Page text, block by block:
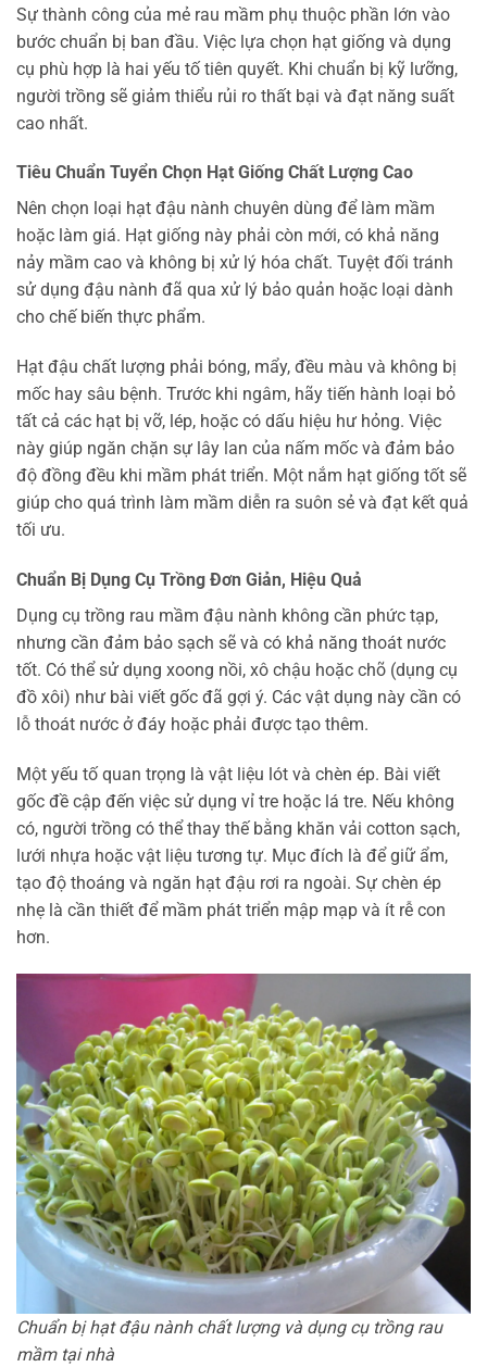
Sự thành công của mẻ rau mầm phụ thuộc phần lớn vào
bước chuẩn bị ban đầu. Việc lựa chọn hạt giống và dụng
cụ phù hợp là hai yếu tố tiên quyết. Khi chuẩn bị kỹ lưỡng,
người trồng sẽ giảm thiểu rủi ro thất bại và đạt năng suất
cao nhất.
Tiêu Chuẩn Tuyển Chọn Hạt Giống Chất Lượng Cao
Nên chọn loại hạt đậu nành chuyên dùng để làm mầm
hoặc làm giá. Hạt giống này phải còn mới, có khả năng
nảy mầm cao và không bị xử lý hóa chất. Tuyệt đối tránh
sử dụng đậu nành đã qua xử lý bảo quản hoặc loại dành
cho chế biến thực phẩm.
Hạt đậu chất lượng phải bóng, mẩy, đều màu và không bị
mốc hay sâu bệnh. Trước khi ngâm, hãy tiến hành loại bỏ
tất cả các hạt bị vỡ, lép, hoặc có dấu hiệu hư hỏng. Việc
này giúp ngăn chặn sự lây lan của nấm mốc và đảm bảo
độ đồng đều khi mầm phát triển. Một nắm hạt giống tốt sẽ
giúp cho quá trình làm mầm diễn ra suôn sẻ và đạt kết quả
tối ưu.
Chuẩn Bị Dụng Cụ Trồng Đơn Giản, Hiệu Quả
Dụng cụ trồng rau mầm đậu nành không cần phức tạp,
nhưng cần đảm bảo sạch sẽ và có khả năng thoát nước
tốt. Có thể sử dụng xoong nồi, xô chậu hoặc chõ (dụng cụ
đồ xôi) như bài viết gốc đã gợi ý. Các vật dụng này cần có
lỗ thoát nước ở đáy hoặc phải được tạo thêm.
Một yếu tố quan trọng là vật liệu lót và chèn ép. Bài viết
gốc đề cập đến việc sử dụng vỉ tre hoặc lá tre. Nếu không
có, người trồng có thể thay thế bằng khăn vải cotton sạch,
lưới nhựa hoặc vật liệu tương tự. Mục đích là để giữ ẩm,
tạo độ thoáng và ngăn hạt đậu rơi ra ngoài. Sự chèn ép
nhẹ là cần thiết để mầm phát triển mập mạp và ít rễ con
hơn.
Chuẩn bị hạt đậu nành chất lượng và dụng cụ trồng rau
mầm tại nhà